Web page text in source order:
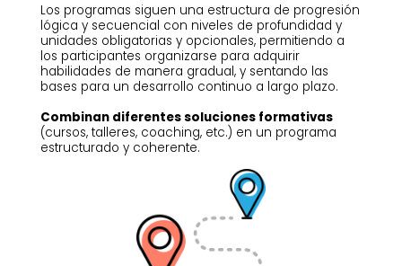
Los programas siguen una estructura de progresión
lógica y secuencial con niveles de profundidad y
unidades obligatorias y opcionales, permitiendo a
los participantes organizarse para adquirir
habilidades de manera gradual, y sentando las
bases para un desarrollo continuo a largo plazo.
Combinan diferentes soluciones formativas
(cursos, talleres, coaching, etc.) en un programa
estructurado y coherente.